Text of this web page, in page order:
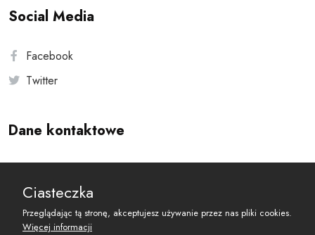
Social Media
Facebook
Twitter
Dane kontaktowe
reset@resetobywatelski.pl
Ciasteczka
Przeglądając tą stronę, akceptujesz używanie przez nas pliki cookies.
Więcej informacji